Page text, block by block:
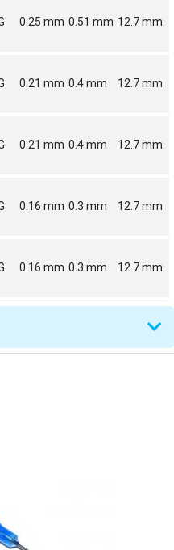
0.25 mm 0.51 mm 12.7 mm
0.21 mm 0.4 mm 12.7 mm
0.21 mm 0.4 mm 12.7 mm
0.16 mm 0.3 mm 12.7 mm
0.16 mm 0.3 mm 12.7 mm